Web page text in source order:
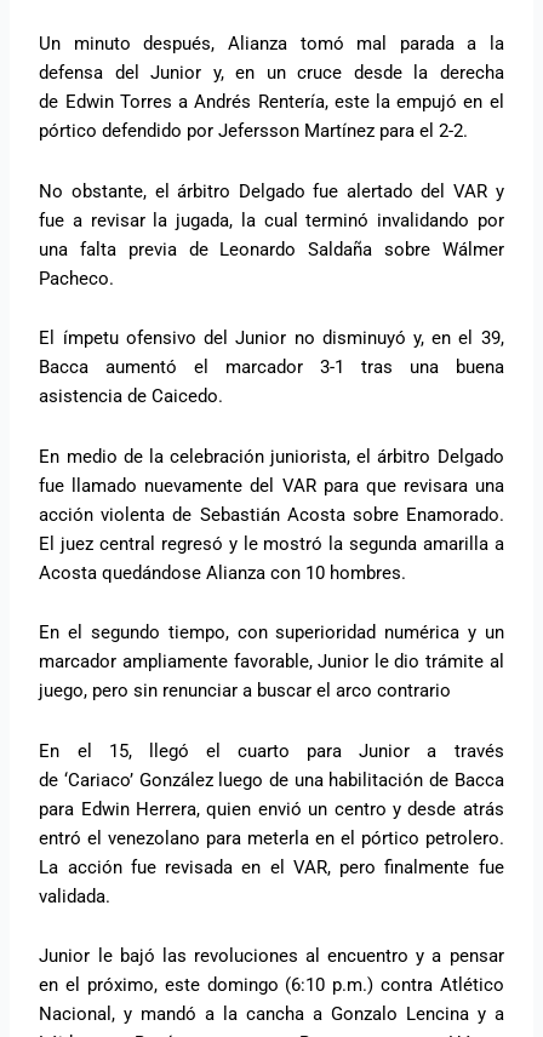
Un minuto después, Alianza tomó mal parada a la
defensa del Junior y, en un cruce desde la derecha
de Edwin Torres a Andrés Rentería, este la empujó en el
pórtico defendido por Jefersson Martínez para el 2-2.
No obstante, el árbitro Delgado fue alertado del VAR y
fue a revisar la jugada, la cual terminó invalidando por
una falta previa de Leonardo Saldaña sobre Wálmer
Pacheco.
El ímpetu ofensivo del Junior no disminuyó y, en el 39,
Bacca aumentó el marcador 3-1 tras una buena
asistencia de Caicedo.
En medio de la celebración juniorista, el árbitro Delgado
fue llamado nuevamente del VAR para que revisara una
acción violenta de Sebastián Acosta sobre Enamorado.
El juez central regresó y le mostró la segunda amarilla a
Acosta quedándose Alianza con 10 hombres.
En el segundo tiempo, con superioridad numérica y un
marcador ampliamente favorable, Junior le dio trámite al
juego, pero sin renunciar a buscar el arco contrario
En el 15, llegó el cuarto para Junior a través
de ‘Cariaco’ González luego de una habilitación de Bacca
para Edwin Herrera, quien envió un centro y desde atrás
entró el venezolano para meterla en el pórtico petrolero.
La acción fue revisada en el VAR, pero finalmente fue
validada.
Junior le bajó las revoluciones al encuentro y a pensar
en el próximo, este domingo (6:10 p.m.) contra Atlético
Nacional, y mandó a la cancha a Gonzalo Lencina y a